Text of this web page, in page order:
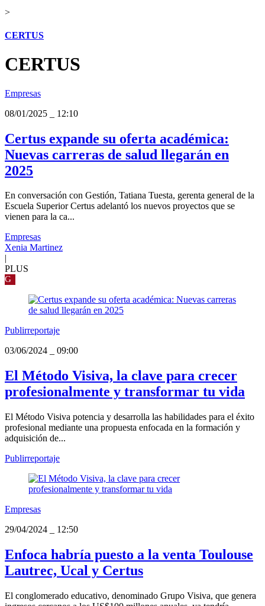
>
CERTUS
CERTUS
Empresas
08/01/2025
12:10
Certus expande su oferta académica:
Nuevas carreras de salud llegarán en
2025
En conversación con Gestión, Tatiana Tuesta, gerenta general de la
Escuela Superior Certus adelantó los nuevos proyectos que se
vienen para la ca...
Empresas
Xenia Martinez
PLUS
G
Publirreportaje
03/06/2024
09:00
El Método Visiva, la clave para crecer
profesionalmente y transformar tu vida
El Método Visiva potencia y desarrolla las habilidades para el éxito
profesional mediante una propuesta enfocada en la formación y
adquisición de...
Publirreportaje
Empresas
29/04/2024
12:50
Enfoca habría puesto a la venta Toulouse
Lautrec, Ucal y Certus
El conglomerado educativo, denominado Grupo Visiva, que genera